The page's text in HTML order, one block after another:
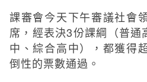
課審會今天下午審議社會
席，經表決3份課綱（普通
中、綜合高中），都獲得
倒性的票數通過。